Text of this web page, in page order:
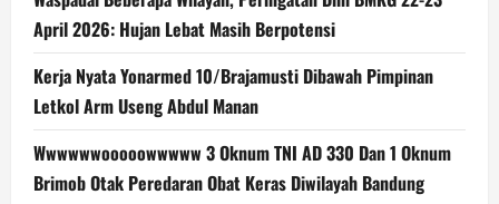
April 2026: Hujan Lebat Masih Berpotensi
Kerja Nyata Yonarmed 10/Brajamusti Dibawah Pimpinan
Letkol Arm Useng Abdul Manan
Wwwwwwooooowwwww 3 Oknum TNI AD 330 Dan 1 Oknum
Brimob Otak Peredaran Obat Keras Diwilayah Bandung